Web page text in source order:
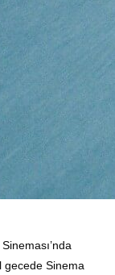
gecede Sinema